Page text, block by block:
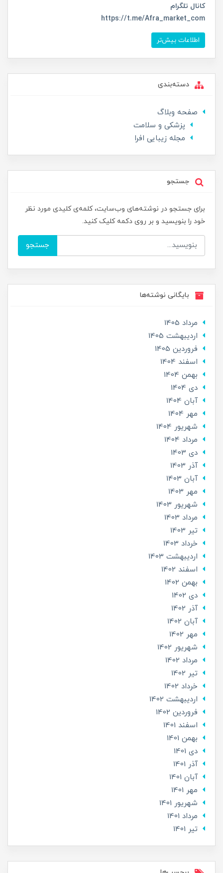
کانال تلگرام
https://t.me/Afra_market_com
اطلاعات بیش‌تر
دسته‌بندی
صفحه وبلاگ
پزشکی و سلامت
مجله زیبایی افرا
جستجو
برای جستجو در نوشته‌های وب‌سایت، کلمه‌ی کلیدی مورد نظر
خود را بنویسید و بر روی دکمه کلیک کنید.
جستجو
بایگانی نوشته‌ها
مرداد 1405
ارديبهشت 1405
فروردین 1405
اسفند 1404
بهمن 1404
دی 1404
آبان 1404
مهر 1404
شهریور 1404
مرداد 1404
دی 1403
آذر 1403
آبان 1403
مهر 1403
شهریور 1403
مرداد 1403
تير 1403
خرداد 1403
ارديبهشت 1403
اسفند 1402
بهمن 1402
دی 1402
آذر 1402
آبان 1402
مهر 1402
شهریور 1402
مرداد 1402
تير 1402
خرداد 1402
ارديبهشت 1402
فروردین 1402
اسفند 1401
بهمن 1401
دی 1401
آذر 1401
آبان 1401
مهر 1401
شهریور 1401
مرداد 1401
تير 1401